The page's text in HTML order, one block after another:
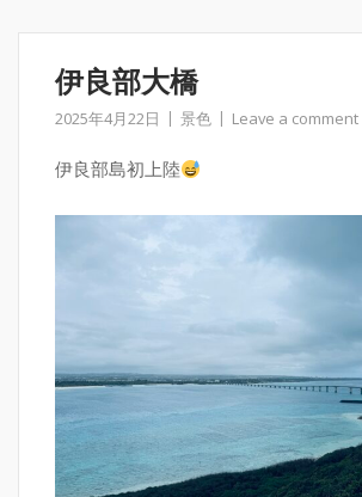
伊良部大橋
2025年4月22日 景色 Leave a comment
伊良部島初上陸